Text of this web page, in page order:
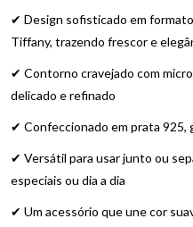
✔ Design sofisticado em
Tiffany, trazendo frescor e
✔ Contorno cravejado com
delicado e refinado
✔ Confeccionado em prata 925,
✔ Versátil para usar junto ou
especiais ou dia a dia
✔ Um acessório que une cor